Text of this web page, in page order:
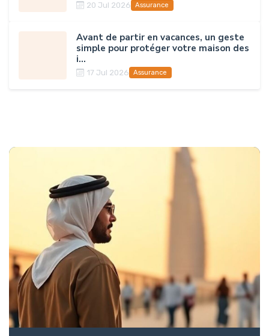
20 Jul 2026 Assurance
Avant de partir en vacances, un geste
simple pour protéger votre maison des
i...
17 Jul 2026 Assurance